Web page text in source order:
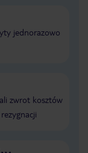
jednorazowo
zwrot kosztów